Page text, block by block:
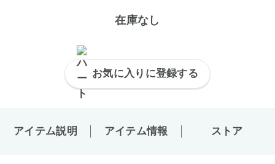
在庫なし
お気に入りに登録する
アイテム説明 アイテム情報 ストア